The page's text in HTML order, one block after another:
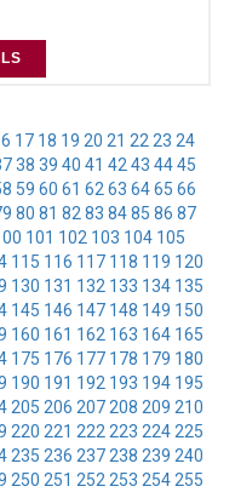
17 18 19 20 21 22 23 24
38 39 40 41 42 43 4445
59 60 61 62 63 6465 66
80 81 82 83 8485 86 87
101 102 103 104 105
115 116 117 118 119 120
130 131 132 133 134 135
145 146 147 148 149 150
160 161 162 163 164 165
175 176 177 178 179 180
190 191 192 193 194 195
205 206 207 208 209 210
220 221 222 223 224 225
235 236 237 238 239 240
250 251 252 253 254 255